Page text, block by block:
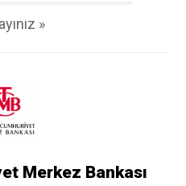
»
Merkez Bankası